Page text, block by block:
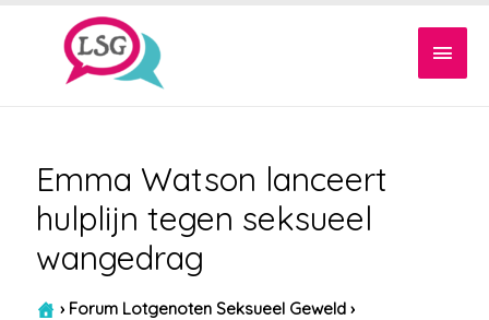
Emma Watson lanceert
hulplijn tegen seksueel
wangedrag
› Forum Lotgenoten Seksueel Geweld ›